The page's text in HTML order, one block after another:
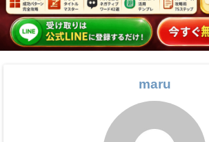
maru